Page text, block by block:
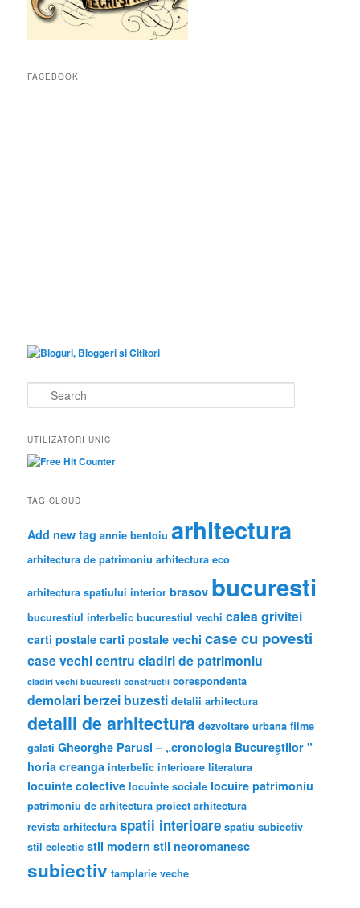
FACEBOOK
e
r
c
h
UTILIZATORI UNICI
TAG CLOUD
Add new tag annie bentoiu arhitectura
arhitectura de patrimoniu arhitectura eco
arhitectura spatiului interior brasov bucuresti
bucurestiul interbelic bucurestiul vechi calea grivitei
carti postale carti postale vechi case cu povesti
case vechicentru cladiri de patrimoniu
cladiri vechi bucuresti constructii corespondenta
demolari berzei buzesti detalii arhitectura
detalii de arhitectura dezvoltare urbana filme
galati Gheorghe Parusi – „cronologia Bucureştilor "
horia creanga interbelic interioare literatura
locuinte colective locuinte sociale locuire patrimoniu
patrimoniu de arhitectura proiect arhitectura
revista arhitectura spatii interioare spatiu subiectiv
stil eclectic stil modern stil neoromanesc
subiectiv tamplarie veche